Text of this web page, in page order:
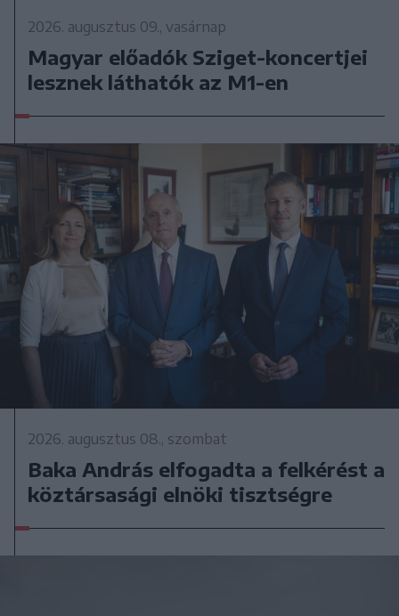
2026. augusztus 09., vasárnap
Magyar előadók Sziget-koncertjei
lesznek láthatók az M1-en
2026. augusztus 08., szombat
Baka András elfogadta a felkérést a
köztársasági elnöki tisztségre